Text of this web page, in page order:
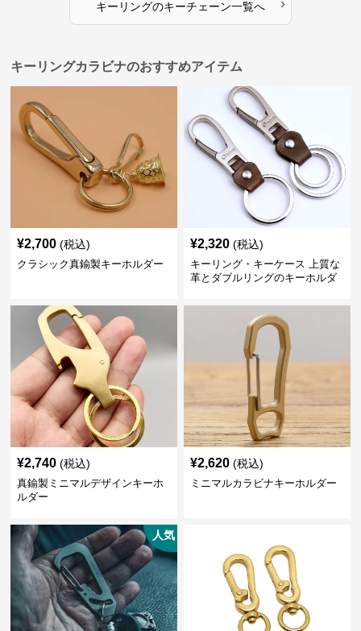
キーリングのキーチェーン一覧へ ›
キーリングカラビナのおすすめアイテム
¥2,700 (税込)
クラシック真鍮製キーホルダー
¥2,320 (税込)
キーリング・キーケース 上質な
革とダブルリングのキーホルダ
¥2,740 (税込)
真鍮製ミニマルデザインキーホ
ルダー
¥2,620 (税込)
ミニマルカラビナキーホルダー
人気